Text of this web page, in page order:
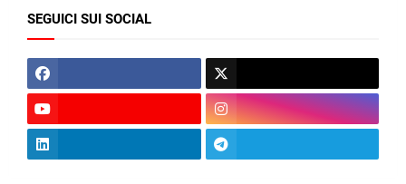
SEGUICI SUI SOCIAL